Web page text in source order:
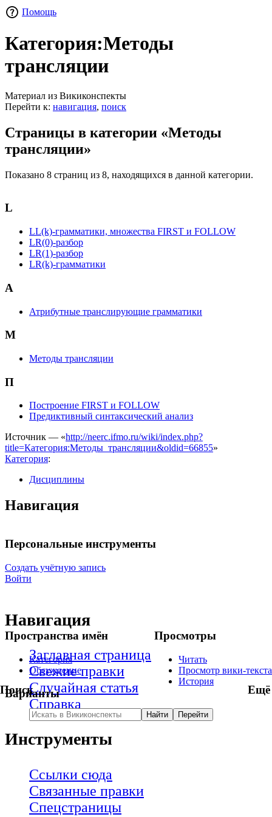
Помощь
Категория:Методы
трансляции
Материал из Викиконспекты
Перейти к: навигация, поиск
Страницы в категории «Методы
трансляции»
Показано 8 страниц из 8, находящихся в данной категории.
L
LL(k)-грамматики, множества FIRST и FOLLOW
LR(0)-разбор
LR(1)-разбор
LR(k)-грамматики
А
Атрибутные транслирующие грамматики
М
Методы трансляции
П
Построение FIRST и FOLLOW
Предиктивный синтаксический анализ
Источник — «http://neerc.ifmo.ru/wiki/index.php?
title=Категория:Методы_трансляции&oldid=66855»
Категория:
Дисциплины
Навигация
Персональные инструменты
Создать учётную запись
Войти
Пространства имён
Категория
Обсуждение
Варианты
Просмотры
Читать
Просмотр вики-текста
История
Ещё
Поиск
Навигация
Заглавная страница
Свежие правки
Случайная статья
Справка
Инструменты
Ссылки сюда
Связанные правки
Спецстраницы